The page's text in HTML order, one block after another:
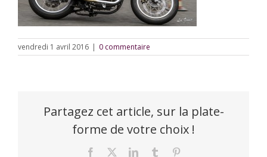
vendredi 1 avril 2016 | 0 commentaire
Partagez cet article, sur la plate-
forme de votre choix !
Facebook LinkedInTumblr